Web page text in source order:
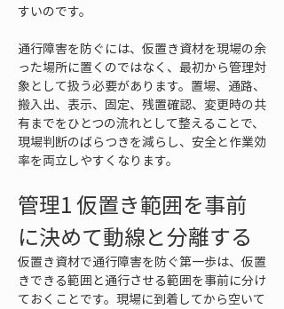
すいのです。
通行障害を防ぐには、仮置き資材を現場の余
った場所に置くのではなく、最初から管理対
象として扱う必要があります。置場、通路、
搬入出、表示、固定、残置確認、変更時の共
有までをひとつの流れとして整えることで、
現場判断のばらつきを減らし、安全と作業効
率を両立しやすくなります。
管理1 仮置き範囲を事前
に決めて動線と分離する
仮置き資材で通行障害を防ぐ第一歩は、仮置
きできる範囲と通行させる範囲を事前に分け
ておくことです。現場に到着してから空いて